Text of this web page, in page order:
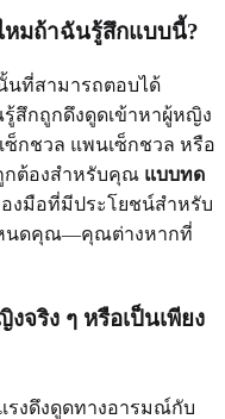
หมถ้าฉันรู้สึกแบบนี้?
นที่สามารถตอบได้
สึกถูกดึงดูดเข้าหาผู้หญิง
ซ็กชวล แพนเซ็กชวล หรือ
ต้องสำหรับคุณ แบบทด
งมือที่มีประโยชน์สำหรับ
หนดคุณ—คุณต่างหากที่
จริง ๆ หรือเป็นเพียง
รงดึงดูดทางอารมณ์กับ